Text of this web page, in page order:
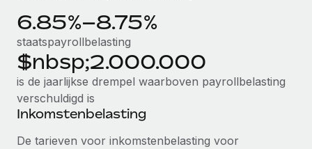
6.85%–8.75%
staatspayrollbelasting
$nbsp;2.000.000
is de jaarlijkse drempel waarboven payrollbelasting
verschuldigd is
Inkomstenbelasting
De tarieven voor inkomstenbelasting voor